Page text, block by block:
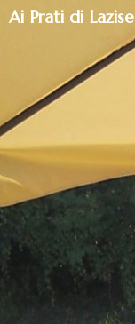
Ai Prati di Lazise